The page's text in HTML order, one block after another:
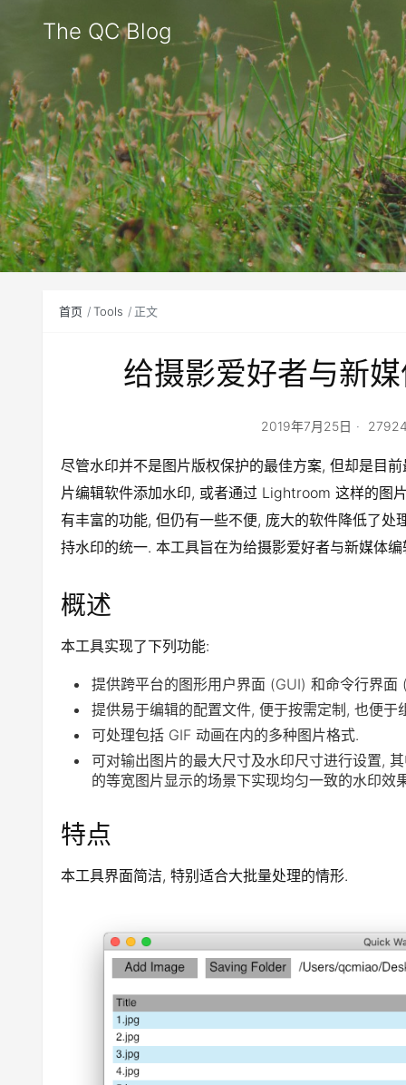
The QC Blog
首页 Tools 正文
给摄影爱好者与新
2019年7月25日
尽管水印并不是图片版权保护的最佳方案, 但却是目
片编辑软件添加水印, 或者通过 Lightroom 这样的图
有丰富的功能, 但仍有一些不便, 庞大的软件降低了
持水印的统一. 本工具旨在为给摄影爱好者与新媒体
概述
本工具实现了下列功能:
提供跨平台的图形用户界面 (GUI) 和命令行界
提供易于编辑的配置文件, 便于按需定制, 也便于
可处理包括 GIF 动画在内的多种图片格式.
可对输出图片的最大尺寸及水印尺寸进行设置,
的等宽图片显示的场景下实现均匀一致的水印效
特点
本工具界面简洁, 特别适合大批量处理的情形.